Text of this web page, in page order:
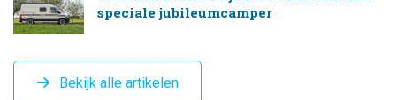
speciale jubileumcamper
Bekijk alle artikelen